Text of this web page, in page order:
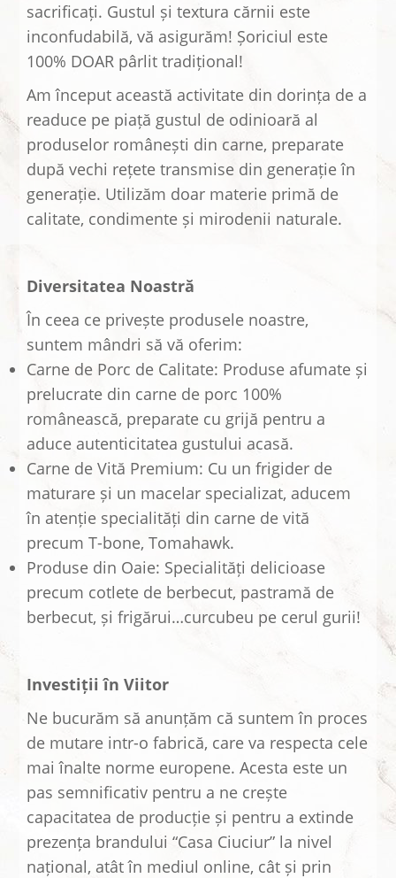
sacrificați. Gustul și textura cărnii este
inconfudabilă, vă asigurăm! Șoriciul este
100% DOAR pârlit tradițional!
Am început această activitate din dorința de a
readuce pe piață gustul de odinioară al
produselor românești din carne, preparate
după vechi rețete transmise din generație în
generație. Utilizăm doar materie primă de
calitate, condimente și mirodenii naturale.
Diversitatea Noastră
În ceea ce privește produsele noastre,
suntem mândri să vă oferim:
Carne de Porc de Calitate: Produse afumate și
prelucrate din carne de porc 100%
românească, preparate cu grijă pentru a
aduce autenticitatea gustului acasă.
Carne de Vită Premium: Cu un frigider de
maturare și un macelar specializat, aducem
în atenție specialități din carne de vită
precum T-bone, Tomahawk.
Produse din Oaie: Specialități delicioase
precum cotlete de berbecut, pastramă de
berbecut, și frigărui…curcubeu pe cerul gurii!
Investiții în Viitor
Ne bucurăm să anunțăm că suntem în proces
de mutare intr-o fabrică, care va respecta cele
mai înalte norme europene. Acesta este un
pas semnificativ pentru a ne crește
capacitatea de producție și pentru a extinde
prezența brandului “Casa Ciuciur” la nivel
național, atât în mediul online, cât și prin